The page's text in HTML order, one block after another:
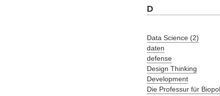
D
Data Science (2)
daten
defense
Design Thinking
Development
Die Professur für